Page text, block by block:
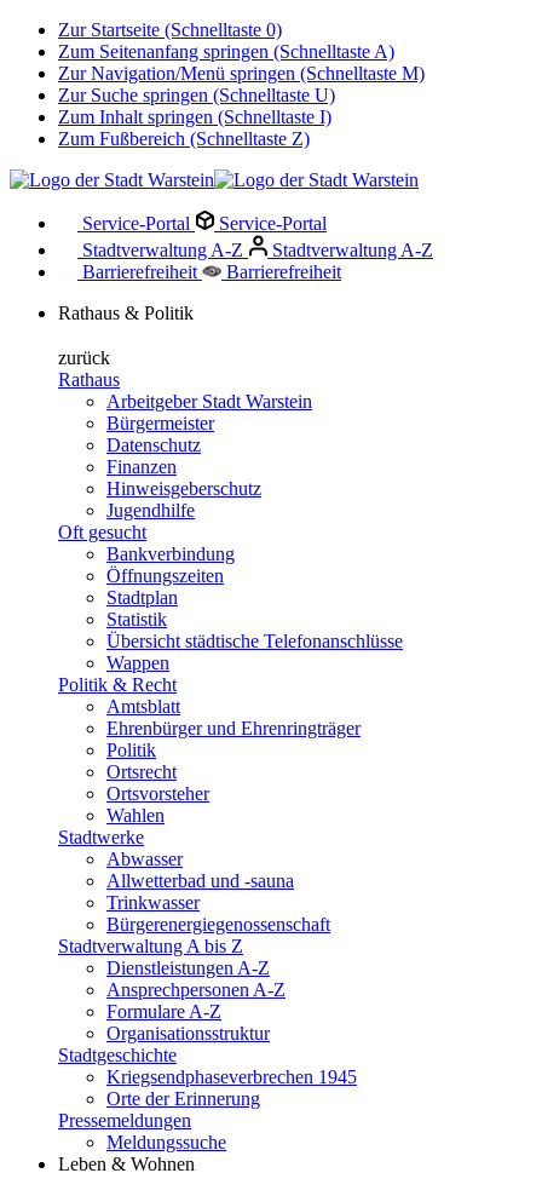
Zur Startseite (Schnelltaste 0)
Zum Seitenanfang springen (Schnelltaste A)
Zur Navigation/Menü springen (Schnelltaste M)
Zur Suche springen (Schnelltaste U)
Zum Inhalt springen (Schnelltaste I)
Zum Fußbereich (Schnelltaste Z)
Service-Portal
Service-Portal
Stadtverwaltung A-Z
Stadtverwaltung A-Z
Barrierefreiheit
Barrierefreiheit
Rathaus & Politik
zurück
Rathaus
Arbeitgeber Stadt Warstein
Bürgermeister
Datenschutz
Finanzen
Hinweisgeberschutz
Jugendhilfe
Oft gesucht
Bankverbindung
Öffnungszeiten
Stadtplan
Statistik
Übersicht städtische Telefonanschlüsse
Wappen
Politik & Recht
Amtsblatt
Ehrenbürger und Ehrenringträger
Politik
Ortsrecht
Ortsvorsteher
Wahlen
Stadtwerke
Abwasser
Allwetterbad und -sauna
Trinkwasser
Bürgerenergiegenossenschaft
Stadtverwaltung A bis Z
Dienstleistungen A-Z
Ansprechpersonen A-Z
Formulare A-Z
Organisationsstruktur
Stadtgeschichte
Kriegsendphaseverbrechen 1945
Orte der Erinnerung
Pressemeldungen
Meldungssuche
Leben & Wohnen